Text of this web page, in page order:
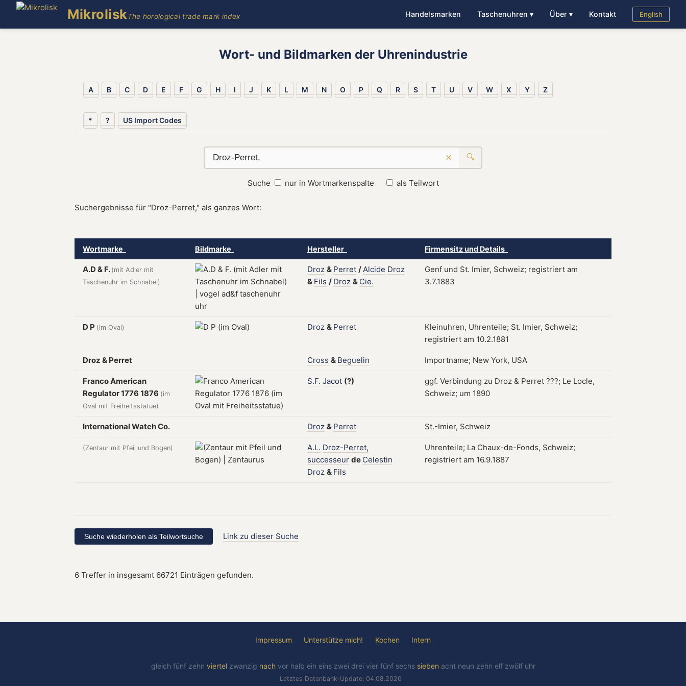
MikroliskThe horological trade mark index Handelsmarken Taschenuhren ▾ Über ▾ Kontakt English
Wort- und Bildmarken der Uhrenindustrie
A B C D E F G H I J K L M N O P Q R S T U V W X Y Z
* ? US Import Codes
× 🔍
Suche nur in Wortmarkenspalte als Teilwort
Suchergebnisse für "Droz-Perret," als ganzes Wort:
Wortmarke Bildmarke Hersteller Firmensitz und Details
A.D & F. (mit Adler mit
Taschenuhr im Schnabel)
Droz & Perret /Alcide Droz
& Fils / Droz & Cie.
Genf und St. Imier, Schweiz; registriert am
3.7.1883
D P (im Oval) Droz & Perret
Kleinuhren, Uhrenteile; St. Imier, Schweiz;
registriert am 10.2.1881
Droz & Perret Cross & Beguelin Importname; New York, USA
Franco American
Regulator 1776 1876 (im
Oval mit Freiheitsstatue)
S.F. Jacot (?)
ggf. Verbindung zu Droz & Perret ???; Le Locle,
Schweiz; um 1890
International Watch Co. Droz & Perret St.-Imier, Schweiz
(Zentaur mit Pfeil und Bogen) A.L. Droz-Perret,
successeur de Celestin
Droz & Fils
Uhrenteile; La Chaux-de-Fonds, Schweiz;
registriert am 16.9.1887
Link zu dieser Suche
6 Treffer in insgesamt 66721 Einträgen gefunden.
Impressum Unterstütze mich! Kochen Intern
gleich fünf zehn viertel zwanzig nach vor halb ein eins zwei drei vier fünf sechs sieben acht neun zehn elf zwölf uhr
Letztes Datenbank-Update: 04.08.2026